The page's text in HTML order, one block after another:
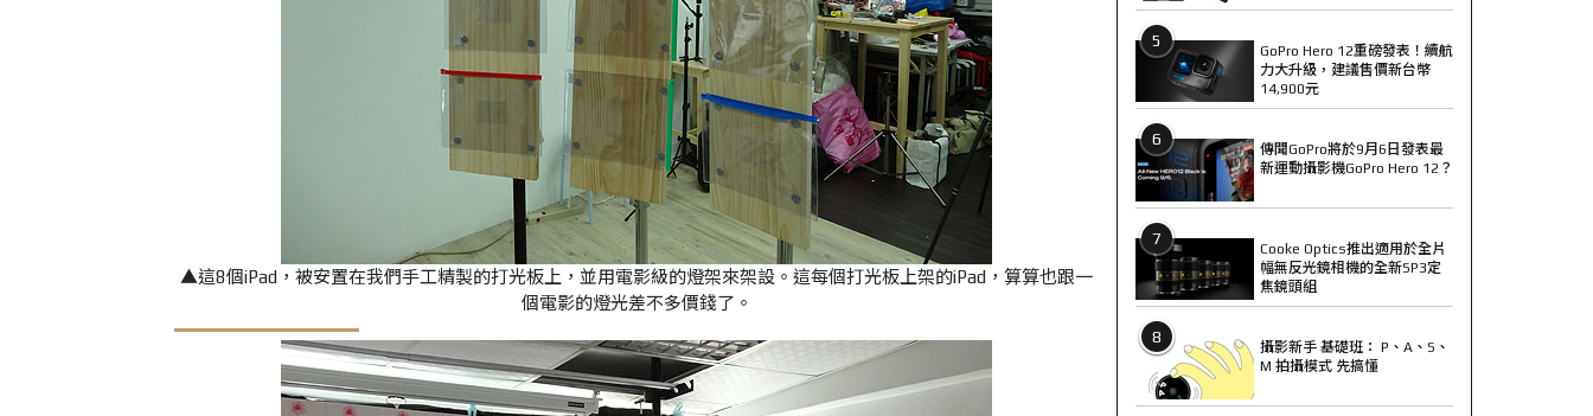
▲這8個iPad，被安置在我們手工精製的打光板上，並用電影級的燈架來架設。這每個打光板上架的iPad，算算也跟一
個電影的燈光差不多價錢了。
5
GoPro Hero 12重磅發表！續航
力大升級，建議售價新台幣
14,900元
6
傳聞GoPro將於9月6日發表最
新運動攝影機GoPro Hero 12？
7
Cooke Optics推出適用於全片
幅無反光鏡相機的全新SP3定
焦鏡頭組
8
攝影新手 基礎班： P、A、S、
M 拍攝模式 先搞懂